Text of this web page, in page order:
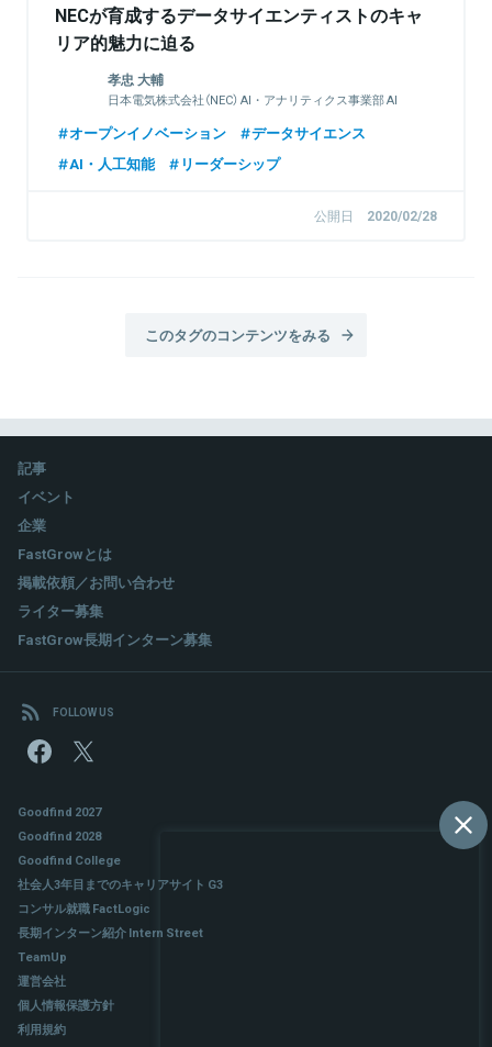
NECが育成するデータサイエンティストのキャ
リア的魅力に迫る
孝忠 大輔
日本電気株式会社（NEC） AI・アナリティクス事業部 AI
オープンイノベーション
データサイエンス
AI・人工知能
リーダーシップ
公開日 2020/02/28
このタグのコンテンツをみる
記事
イベント
企業
FastGrowとは
掲載依頼／お問い合わせ
ライター募集
FastGrow長期インターン募集
FOLLOW US
Goodfind 2027
Goodfind 2028
Goodfind College
社会人3年目までのキャリアサイト G3
コンサル就職 FactLogic
長期インターン紹介 Intern Street
TeamUp
運営会社
個人情報保護方針
利用規約